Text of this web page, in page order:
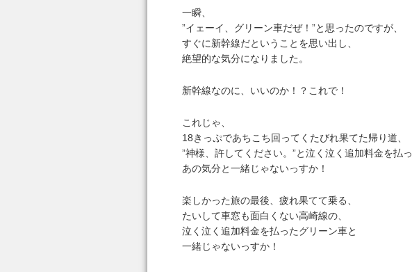
一瞬、
”イェーイ、グリーン車だぜ！”と思ったのですが、
すぐに新幹線だということを思い出し、
絶望的な気分になりました。
新幹線なのに、いいのか！？これで！
これじゃ、
18きっぷであちこち回ってくたびれ果てた帰り道、
”神様、許してください。”と泣く泣く追加料金を払っ
あの気分と一緒じゃないっすか！
楽しかった旅の最後、疲れ果てて乗る、
たいして車窓も面白くない高崎線の、
泣く泣く追加料金を払ったグリーン車と
一緒じゃないっすか！